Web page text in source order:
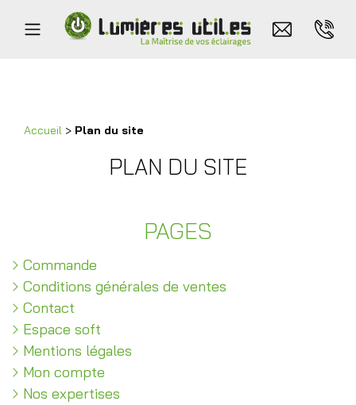
Accueil > Plan du site
PLAN DU SITE
PAGES
Commande
Conditions générales de ventes
Contact
Espace soft
Mentions légales
Mon compte
Nos expertises